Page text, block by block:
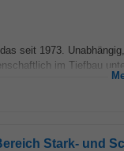
seit 1973.
im Tiefbau
Stark- und